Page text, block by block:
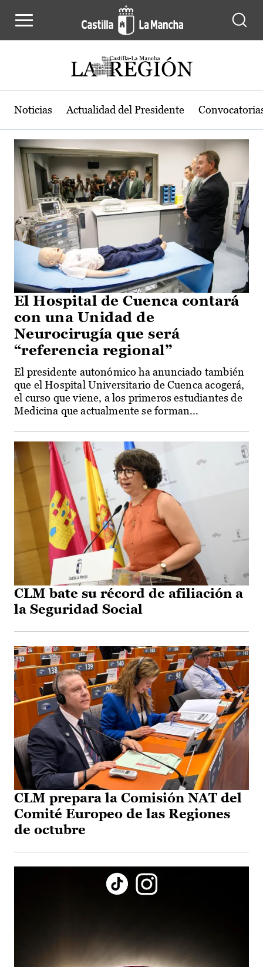
Actualidad de la región de Castilla-
Noticias Actualidad del Presidente
El Hospital de Cuenca contará
con una Unidad de
Neurocirugía que será
“referencia regional”
El presidente autonómico ha anunciado también
que el Hospital Universitario de Cuenca acogerá,
el curso que viene, a los primeros estudiantes de
Medicina que actualmente se forman...
CLM bate su récord de afiliación a
la Seguridad Social
CLM prepara la Comisión NAT del
Comité Europeo de las Regiones
de octubre